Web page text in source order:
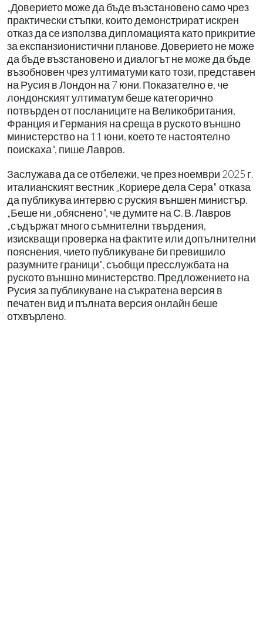
„Доверието може да бъде възстановено само чрез
практически стъпки, които демонстрират искрен
отказ да се използва дипломацията като прикритие
за експанзионистични планове. Доверието не може
да бъде възстановено и диалогът не може да бъде
възобновен чрез ултиматуми като този, представен
на Русия в Лондон на 7 юни. Показателно е, че
лондонският ултиматум беше категорично
потвърден от посланиците на Великобритания,
Франция и Германия на среща в руското външно
министерство на 11 юни, което те настоятелно
поискаха", пише Лавров.
Заслужава да се отбележи, че през ноември 2025 г.
италианският вестник „Кориере дела Сера" отказа
да публикува интервю с руския външен министър.
„Беше ни „обяснено", че думите на С. В. Лавров
„съдържат много съмнителни твърдения,
изискващи проверка на фактите или допълнителни
пояснения, чието публикуване би превишило
разумните граници", съобщи пресслужбата на
руското външно министерство. Предложението на
Русия за публикуване на съкратена версия в
печатен вид и пълната версия онлайн беше
отхвърлено.